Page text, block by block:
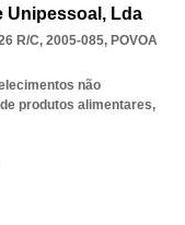
Unipessoal, Lda
R/C, 2005-085, POVOA
não
produtos alimentares,